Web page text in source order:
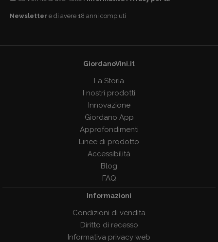
Newsletter e di avere 18 anni compiuti
GiordanoVini.it
La Storia
I nostri prodotti
Innovazione
Giordano App
Approfondimenti
Linee di prodotto
Accessibilità
Blog
FAQ
Informazioni
Condizioni di vendita
Diritto di recesso
Informativa privacy web